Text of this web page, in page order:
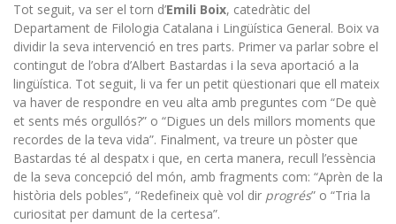
Tot seguit, va ser el torn d’Emili Boix, catedràtic del
Departament de Filologia Catalana i Lingüística General. Boix va
dividir la seva intervenció en tres parts. Primer va parlar sobre el
contingut de l’obra d’Albert Bastardas i la seva aportació a la
lingüística. Tot seguit, li va fer un petit qüestionari que ell mateix
va haver de respondre en veu alta amb preguntes com “De què
et sents més orgullós?” o “Digues un dels millors moments que
recordes de la teva vida”. Finalment, va treure un pòster que
Bastardas té al despatx i que, en certa manera, recull l’essència
de la seva concepció del món, amb fragments com: “Aprèn de la
història dels pobles”, “Redefineix què vol dir progrés” o “Tria la
curiositat per damunt de la certesa”.